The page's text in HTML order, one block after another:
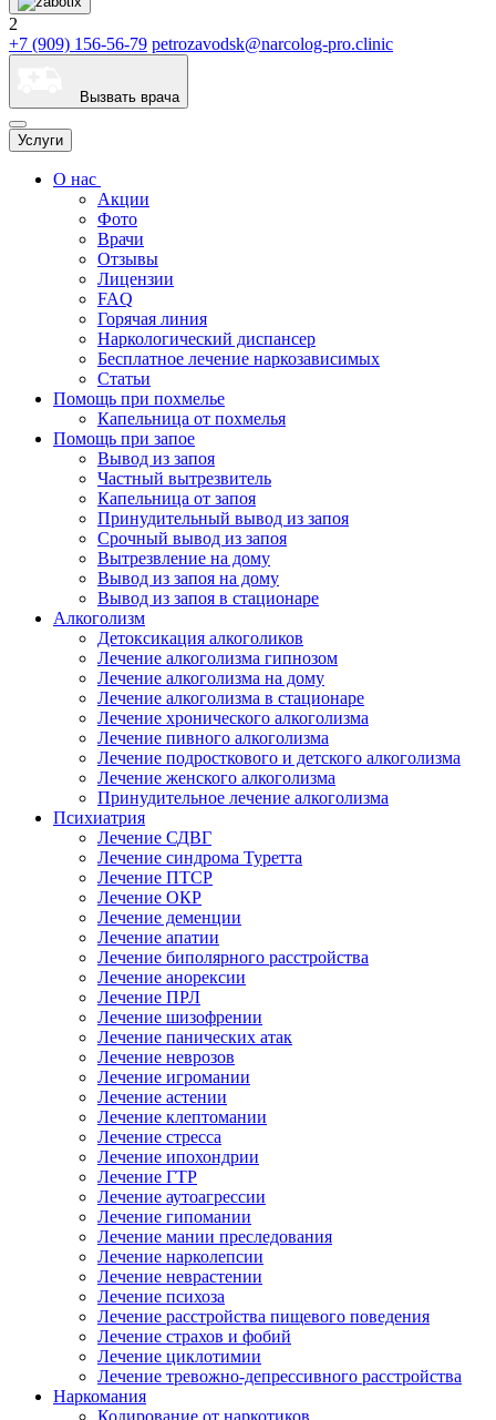
2
+7 (909) 156-56-79 petrozavodsk@narcolog-pro.clinic
Вызвать врача
Услуги
О нас
Акции
Фото
Врачи
Отзывы
Лицензии
FAQ
Горячая линия
Наркологический диспансер
Бесплатное лечение наркозависимых
Статьи
Помощь при похмелье
Капельница от похмелья
Помощь при запое
Вывод из запоя
Частный вытрезвитель
Капельница от запоя
Принудительный вывод из запоя
Срочный вывод из запоя
Вытрезвление на дому
Вывод из запоя на дому
Вывод из запоя в стационаре
Алкоголизм
Детоксикация алкоголиков
Лечение алкоголизма гипнозом
Лечение алкоголизма на дому
Лечение алкоголизма в стационаре
Лечение хронического алкоголизма
Лечение пивного алкоголизма
Лечение подросткового и детского алкоголизма
Лечение женского алкоголизма
Принудительное лечение алкоголизма
Психиатрия
Лечение СДВГ
Лечение синдрома Туретта
Лечение ПТСР
Лечение ОКР
Лечение деменции
Лечение апатии
Лечение биполярного расстройства
Лечение анорексии
Лечение ПРЛ
Лечение шизофрении
Лечение панических атак
Лечение неврозов
Лечение игромании
Лечение астении
Лечение клептомании
Лечение стресса
Лечение ипохондрии
Лечение ГТР
Лечение аутоагрессии
Лечение гипомании
Лечение мании преследования
Лечение нарколепсии
Лечение неврастении
Лечение психоза
Лечение расстройства пищевого поведения
Лечение страхов и фобий
Лечение циклотимии
Лечение тревожно-депрессивного расстройства
Наркомания
Кодирование от наркотиков